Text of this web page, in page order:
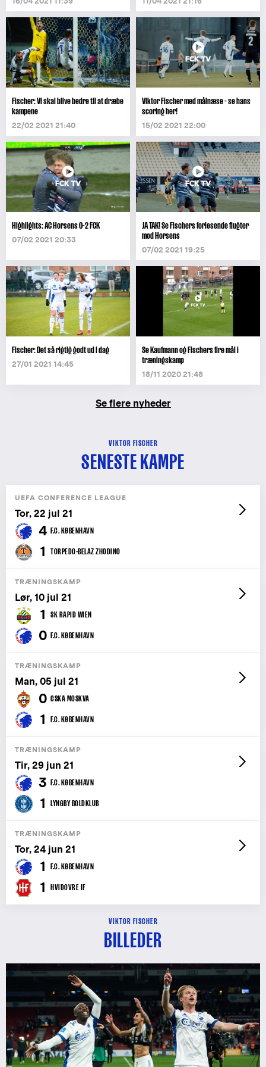
Fischer: Vi skal blive bedre til at dræbe
kampene
22/02 2021 21:40
Viktor Fischer med målnæse - se hans
scoring her!
15/02 2021 22:00
Highlights: AC Horsens 0-2 FCK
07/02 2021 20:33
JA TAK! Se Fischers forløsende flugter
mod Horsens
07/02 2021 19:25
Fischer: Det så rigtig godt ud i dag
27/01 2021 14:45
Se Kaufmann og Fischers fire mål i
træningskamp
18/11 2020 21:48
Se flere nyheder
VIKTOR FISCHER
SENESTE KAMPE
UEFA CONFERENCE LEAGUE
Tor, 22 jul 21
4 F.C. KØBENHAVN
1 TORPEDO-BELAZ ZHODINO
TRÆNINGSKAMP
Lør, 10 jul 21
1 SK RAPID WIEN
0 F.C. KØBENHAVN
TRÆNINGSKAMP
Man, 05 jul 21
0 CSKA MOSKVA
1 F.C. KØBENHAVN
TRÆNINGSKAMP
Tir, 29 jun 21
3 F.C. KØBENHAVN
1 LYNGBY BOLDKLUB
TRÆNINGSKAMP
Tor, 24 jun 21
1 F.C. KØBENHAVN
1 HVIDOVRE IF
VIKTOR FISCHER
BILLEDER